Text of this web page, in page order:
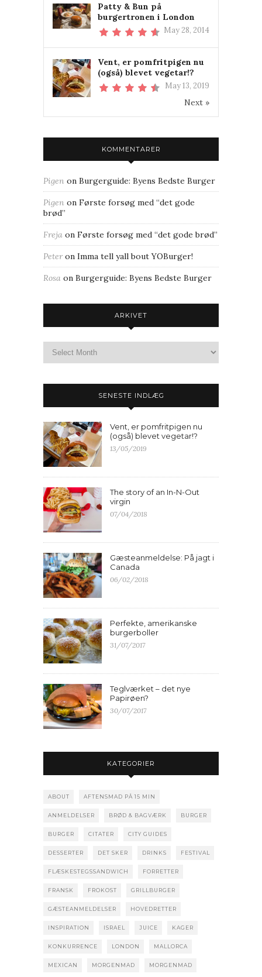
Patty & Bun på
burgertronen i London
May 28, 2014
Vent, er pomfritpigen nu
(også) blevet vegetar!?
May 13, 2019
Next »
KOMMENTARER
Pigen on Burgerguide: Byens Bedste Burger
Pigen on Første forsøg med “det gode
brød”
Freja on Første forsøg med “det gode brød”
Peteron Imma tell yall bout YOBurger!
Rosa on Burgerguide: Byens Bedste Burger
ARKIVET
SENESTE INDLÆG
Vent, er pomfritpigen nu
(også) blevet vegetar!?
13/05/2019
The story of an In-N-Out
virgin
07/04/2018
Gæsteanmeldelse: På jagt i
Canada
06/02/2018
Perfekte, amerikanske
burgerboller
31/07/2017
Teglværket – det nye
Papirøen?
30/07/2017
KATEGORIER
ABOUT AFTENSMAD PÅ 15 MIN
ANMELDELSER BRØD & BAGVÆRK BURGER
BURGER CITATER CITY GUIDES
DESSERTER DET SKER DRINKS FESTIVAL
FLÆSKESTEGSSANDWICH FORRETTER
FRANSK FROKOST GRILLBURGER
GÆSTEANMELDELSER HOVEDRETTER
INSPIRATION ISRAEL JUICE KAGER
KONKURRENCE LONDON MALLORCA
MEXICAN MORGENMAD MORGENMAD